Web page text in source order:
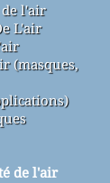
de l'air
L'air
(masques,
de l'air